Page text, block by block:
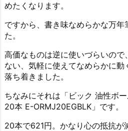
めたくなります。
ですから、書き味なめらかな万
た。
高価なものは逆に使いづらいので
ない、気軽に使えてなめらかに
落ち着きました。
ちなみにそれは「ビック 油性ボ
20本 E-ORMJ20EGBLK」です。
20本で621円。かなり心の抵抗が